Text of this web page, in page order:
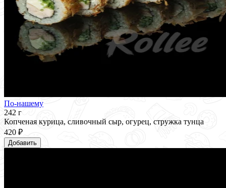
По-нашему
242 г
Копченая курица, сливочный сыр, огурец, стружка тунца
420 ₽
Добавить